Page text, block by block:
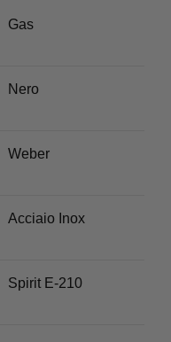
Gas
Nero
Weber
Acciaio Inox
Spirit E-210